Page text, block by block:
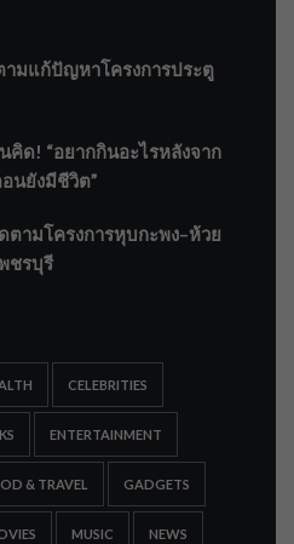
มแก้ปัญหาโครงการประตู
คิด! “อยากกินอะไรหลังจาก
นยังมีชีวิต”
ตามโครงการหุบกะพง–ห้วย
ชรบุรี
CELEBRITIES
ENTERTAINMENT
& TRAVEL GADGETS
MUSIC NEWS